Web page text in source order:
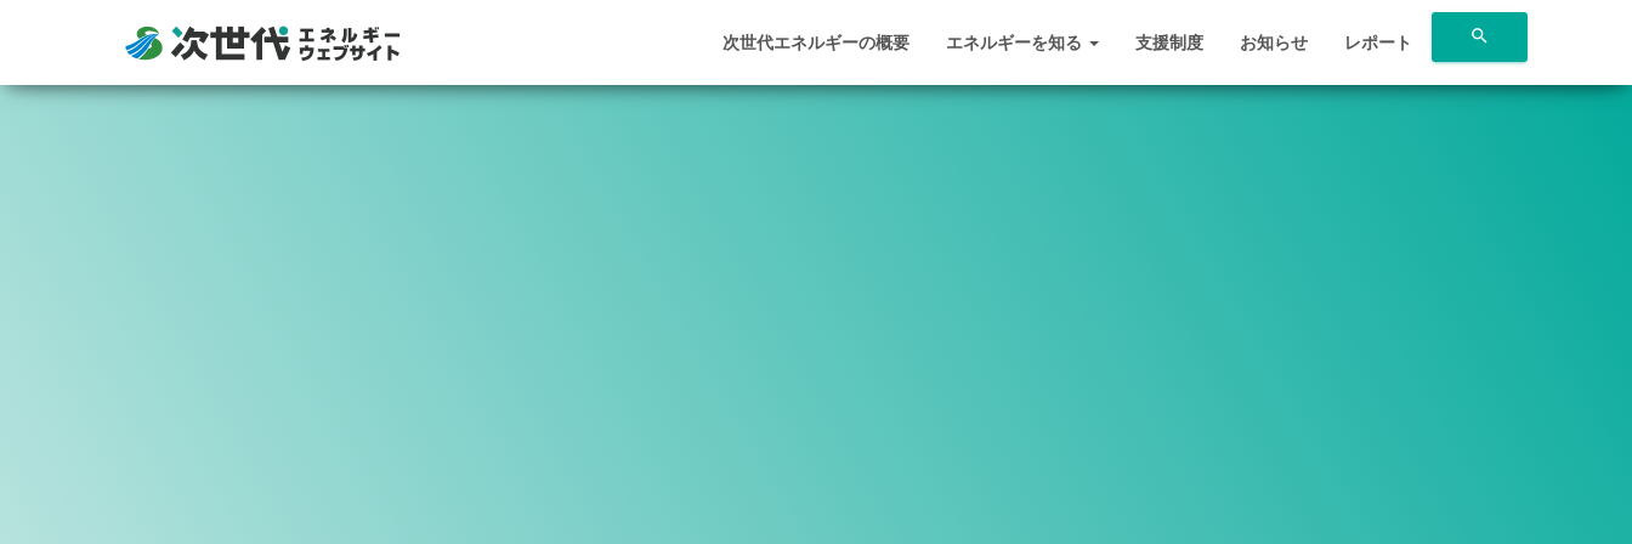
search
次世代エネルギーの概要 エネルギーを知る 支援制度 お知らせ レポート